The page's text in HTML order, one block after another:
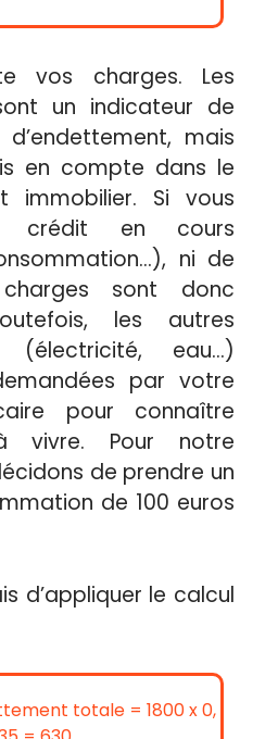
vos charges. Les
un indicateur de
mais
en compte dans le
immobilier. Si vous
crédit en cours
ni de
sont donc
les autres
(électricité, eau…)
par votre
pour connaître
vivre. Pour notre
de prendre un
de 100 euros
d’appliquer le calcul
totale = 1800 x 0,